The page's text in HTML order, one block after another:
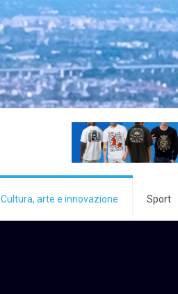
Cultura, arte e innovazione Sport